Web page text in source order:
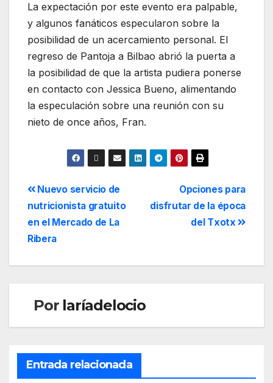
La expectación por este evento era palpable,
y algunos fanáticos especularon sobre la
posibilidad de un acercamiento personal. El
regreso de Pantoja a Bilbao abrió la puerta a
la posibilidad de que la artista pudiera ponerse
en contacto con Jessica Bueno, alimentando
la especulación sobre una reunión con su
nieto de once años, Fran.
Opciones para
disfrutar de la época
del Txotx
Nuevo servicio de
nutricionista gratuito
en el Mercado de La
Ribera
Por laríadelocio
Entrada relacionada